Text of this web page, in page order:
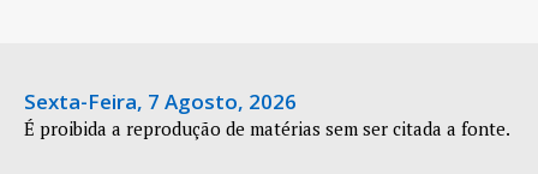
Sexta-Feira, 7 Agosto, 2026
É proibida a reprodução de matérias sem ser citada a fonte.